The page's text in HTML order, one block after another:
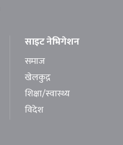
साइट नेभिगेशन
समाज
खेलकुद़़
शिक्षा/स्वास्थ्य
विदेश